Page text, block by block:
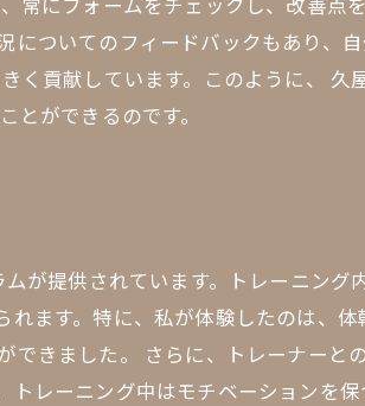
ついてのフィードバックもあり、
く貢献しています。このように、 久
ができるのです。
が提供されています。トレーニング
ます。特に、私が体験したのは、体
きました。 さらに、トレーナーと
レーニング中はモチベーションを